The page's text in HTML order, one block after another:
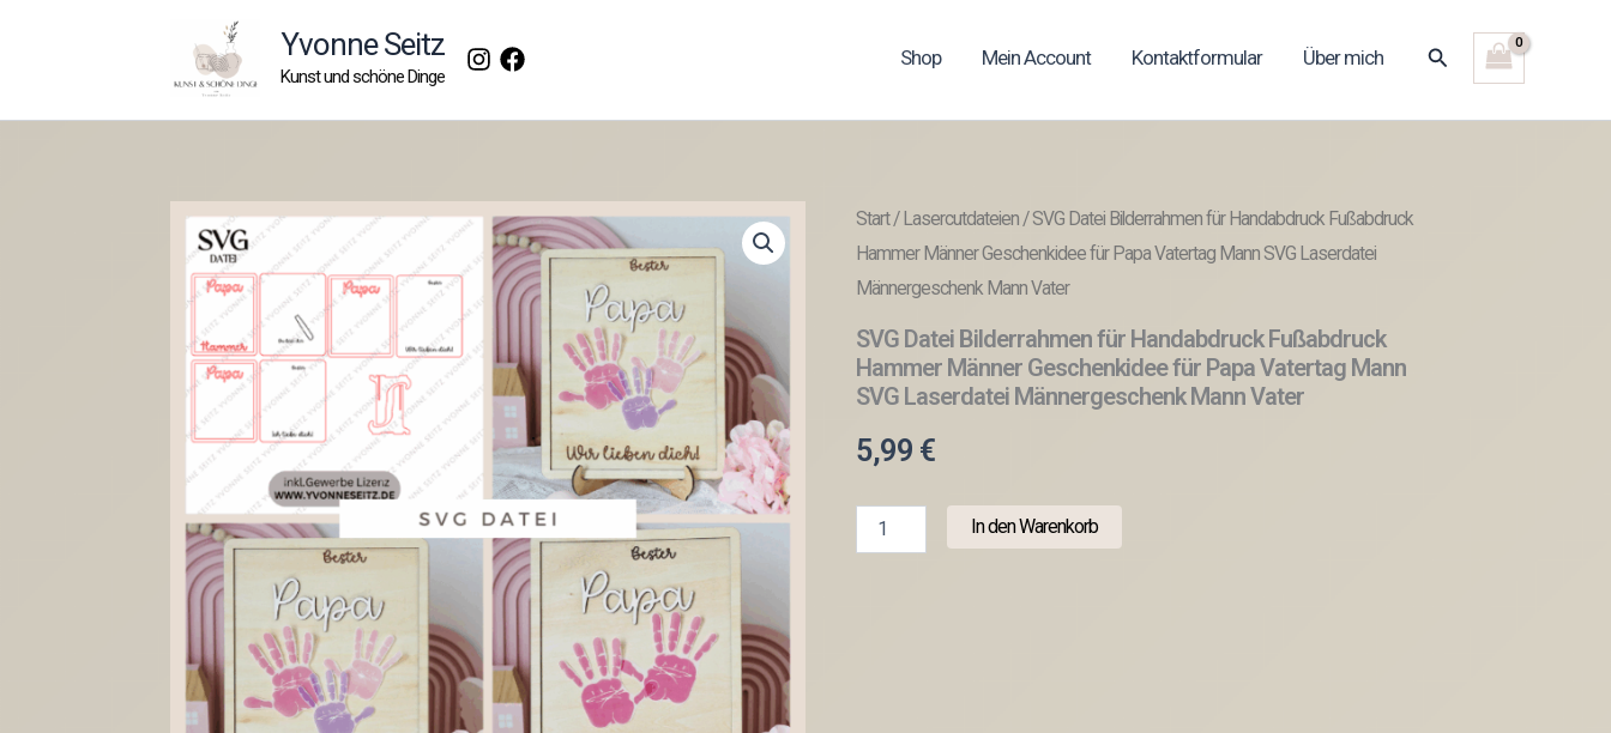
Yvonne Seitz
Kunst und schöne Dinge
Shop Mein Account Kontaktformular Über mich Suchen
Start/Lasercutdateien/ SVG Datei Bilderrahmen für Handabdruck Fußabdruck
Hammer Männer Geschenkidee für Papa Vatertag Mann SVG Laserdatei
Männergeschenk Mann Vater
SVG Datei Bilderrahmen für Handabdruck Fußabdruck
Hammer Männer Geschenkidee für Papa Vatertag Mann
SVG Laserdatei Männergeschenk Mann Vater
5,99 €
Datei
In den Warenkorb